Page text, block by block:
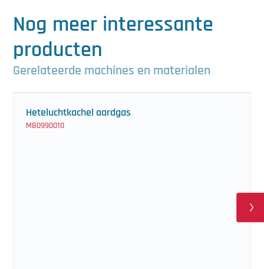
Nog meer interessante
producten
Gerelateerde machines en materialen
Heteluchtkachel aardgas
MB0990010